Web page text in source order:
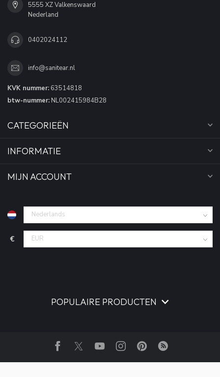
5555 XZ Valkenswaard
Nederland
0402024112
info@sanitear.nl
KVK nummer: 63514818
btw-nummer: NL002415984B28
CATEGORIEËN
INFORMATIE
MIJN ACCOUNT
€
POPULAIRE PRODUCTEN